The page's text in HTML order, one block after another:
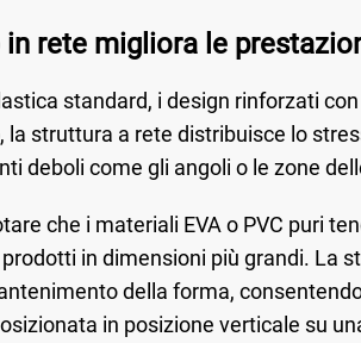
rete migliora le
standard, i design rinforzati
struttura a rete distribuisce lo
deboli come gli angoli o le zone
che i materiali EVA o PVC puri
in dimensioni più grandi. La
della forma,
in posizione verticale su